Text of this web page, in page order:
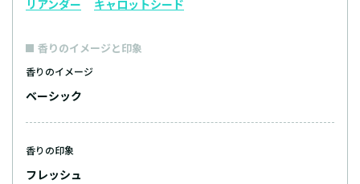
リアンダー
キャロットシード
香りのイメージと印象
香りのイメージ
ベーシック
香りの印象
フレッシュ